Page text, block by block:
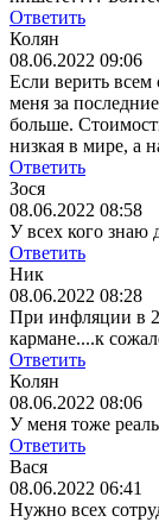
Ответить
Колян
08.06.2022 09:06
Если верить всем
меня за
больше.
низкая в мире, а
Ответить
Зося
08.06.2022 08:58
У всех кого знаю
Ответить
Ник
08.06.2022 08:28
При инфляции в
кармане....к
Ответить
Колян
08.06.2022 08:06
У меня тоже
Ответить
Вася
08.06.2022 06:41
Нужно всех